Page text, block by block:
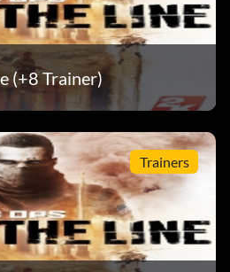
(+8 Trainer)
Trainers